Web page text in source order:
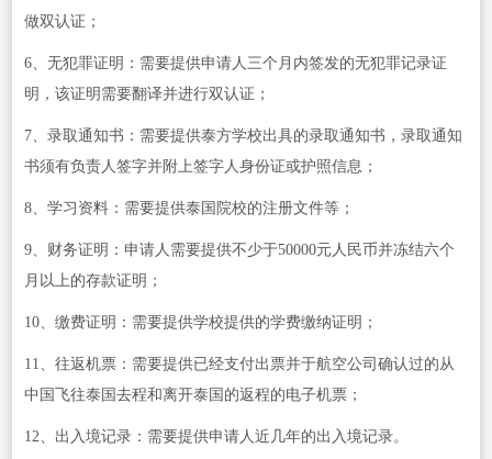
做双认证；
6、无犯罪证明：需要提供申请人三个月内签发的无犯罪记录证
明，该证明需要翻译并进行双认证；
7、录取通知书：需要提供泰方学校出具的录取通知书，录取通知
书须有负责人签字并附上签字人身份证或护照信息；
8、学习资料：需要提供泰国院校的注册文件等；
9、财务证明：申请人需要提供不少于50000元人民币并冻结六个
月以上的存款证明；
10、缴费证明：需要提供学校提供的学费缴纳证明；
11、往返机票：需要提供已经支付出票并于航空公司确认过的从
中国飞往泰国去程和离开泰国的返程的电子机票；
12、出入境记录：需要提供申请人近几年的出入境记录。